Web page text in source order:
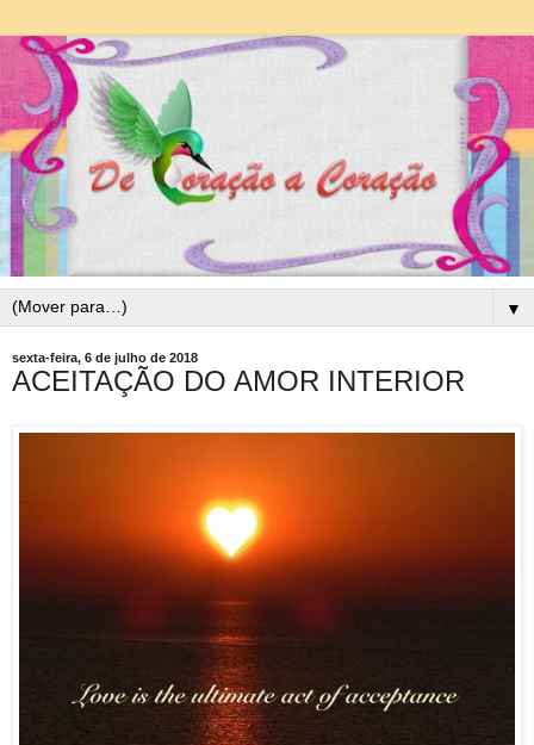
▼
sexta-feira, 6 de julho de 2018
ACEITAÇÃO DO AMOR INTERIOR